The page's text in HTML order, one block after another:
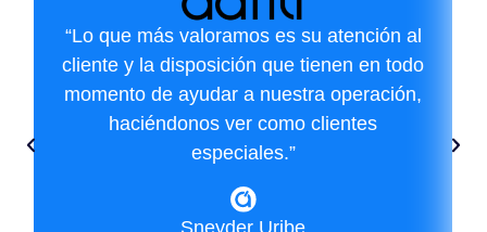
“Lo que más valoramos es su atención al
cliente y la disposición que tienen en todo
momento de ayudar a nuestra operación,
haciéndonos ver como clientes
especiales.”
Sneyder Uribe